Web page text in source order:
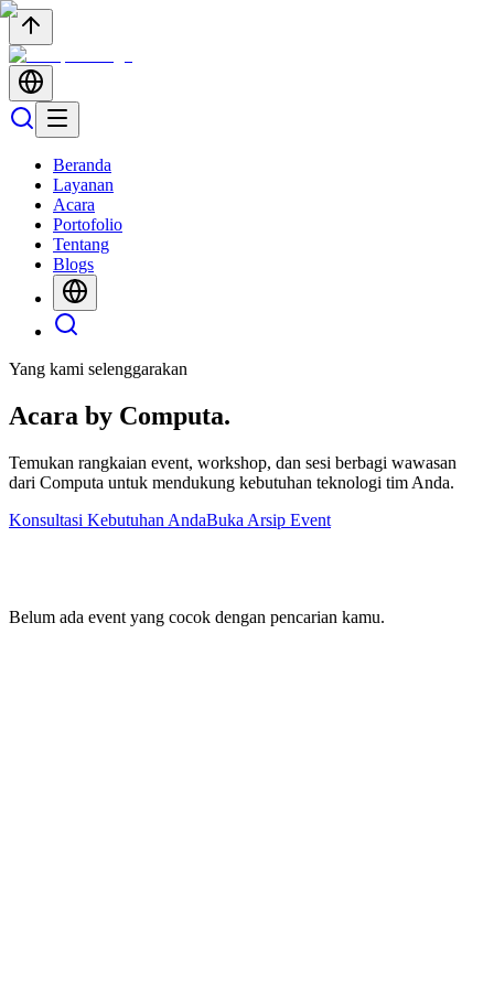
Beranda
Layanan
Acara
Portofolio
Tentang
Blogs
Yang kami selenggarakan
Acara by Computa.
Temukan rangkaian event, workshop, dan sesi berbagi wawasan
dari Computa untuk mendukung kebutuhan teknologi tim Anda.
Konsultasi Kebutuhan AndaBuka Arsip Event
Belum ada event yang cocok dengan pencarian kamu.